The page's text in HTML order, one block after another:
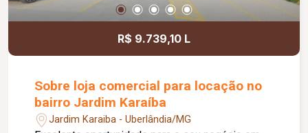
R$ 9.739,10 L
Sobre loja comercial para locação no
bairro Jardim Karaíba
Jardim Karaiba - Uberlândia/MG